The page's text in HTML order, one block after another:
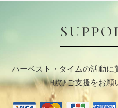
ハーベスト・タイムの活動に
ぜひご支援をお願